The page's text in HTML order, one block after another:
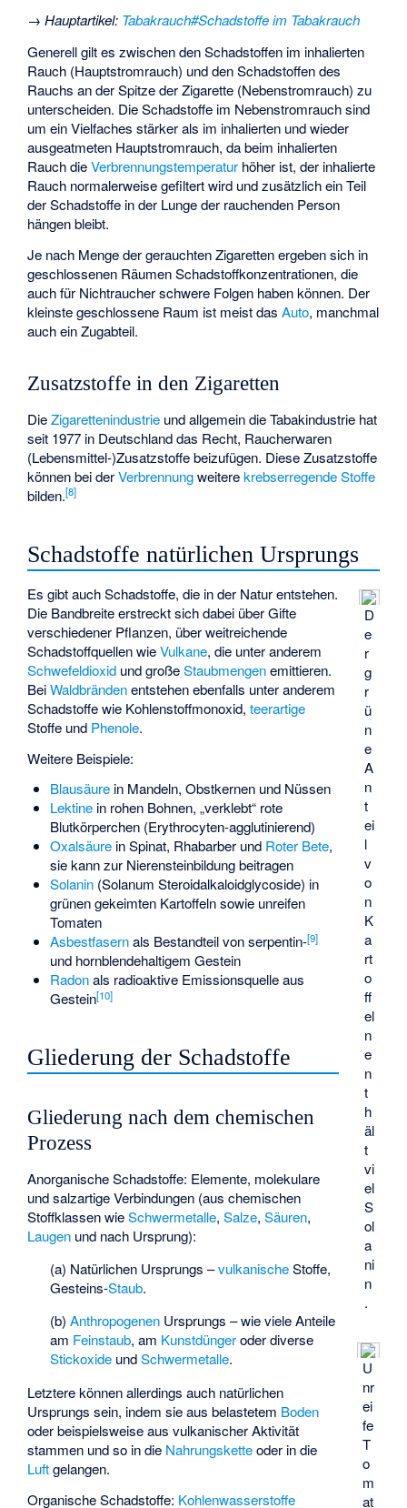
→Hauptartikel: Tabakrauch#Schadstoffe im Tabakrauch
Generell gilt es zwischen den Schadstoffen im inhalierten
Rauch (Hauptstromrauch) und den Schadstoffen des
Rauchs an der Spitze der Zigarette (Nebenstromrauch) zu
unterscheiden. Die Schadstoffe im Nebenstromrauch sind
um ein Vielfaches stärker als im inhalierten und wieder
ausgeatmeten Hauptstromrauch, da beim inhalierten
Rauch dieVerbrennungstemperatur höher ist, der inhalierte
Rauch normalerweise gefiltert wird und zusätzlich ein Teil
der Schadstoffe in der Lunge der rauchenden Person
hängen bleibt.
Je nach Menge der gerauchten Zigaretten ergeben sich in
geschlossenen Räumen Schadstoffkonzentrationen, die
auch für Nichtraucher schwere Folgen haben können. Der
kleinste geschlossene Raum ist meist dasAuto, manchmal
auch ein Zugabteil.
Zusatzstoffe in den Zigaretten
DieZigarettenindustrie und allgemein die Tabakindustrie hat
seit 1977 in Deutschland das Recht, Raucherwaren
(Lebensmittel-)Zusatzstoffe beizufügen. Diese Zusatzstoffe
können bei derVerbrennungweiterekrebserregende Stoffe
bilden.[8]
Schadstoffe natürlichen Ursprungs
D
e
r
g
r
ü
n
e
A
n
t
ei
l
v
o
n
K
a
rt
o
ff
el
n
e
n
t
h
äl
t
vi
el
S
ol
a
ni
n
.
U
nr
ei
fe
T
o
m
at
Es gibt auch Schadstoffe, die in der Natur entstehen.
Die Bandbreite erstreckt sich dabei über Gifte
verschiedener Pflanzen, über weitreichende
Schadstoffquellen wieVulkane, die unter anderem
Schwefeldioxid und großeStaubmengenemittieren.
BeiWaldbrändenentstehen ebenfalls unter anderem
Schadstoffe wie Kohlenstoffmonoxid,teerartige
Stoffe und Phenole.
Weitere Beispiele:
Blausäurein Mandeln, Obstkernen und Nüssen
Lektinein rohen Bohnen, „verklebt“ rote
Blutkörperchen (Erythrocyten-agglutinierend)
Oxalsäurein Spinat, Rhabarber und Roter Bete,
sie kann zur Nierensteinbildung beitragen
Solanin(Solanum Steroidalkaloidglycoside) in
grünen gekeimten Kartoffeln sowie unreifen
Tomaten
Asbestfasernals Bestandteil von serpentin-[9]
und hornblendehaltigem Gestein
Radonals radioaktive Emissionsquelle aus
Gestein[10]
Gliederung der Schadstoffe
Gliederung nach dem chemischen
Prozess
Anorganische Schadstoffe: Elemente, molekulare
und salzartige Verbindungen (aus chemischen
Stoffklassen wieSchwermetalle,Salze,Säuren,
Laugen und nach Ursprung):
(a) Natürlichen Ursprungs –vulkanischeStoffe,
Gesteins-Staub.
(b) AnthropogenenUrsprungs – wie viele Anteile
am Feinstaub, am Kunstdüngeroder diverse
StickoxideundSchwermetalle.
Letztere können allerdings auch natürlichen
Ursprungs sein, indem sie aus belastetem Boden
oder beispielsweise aus vulkanischer Aktivität
stammen und so in die Nahrungsketteoder in die
Luftgelangen.
Organische Schadstoffe: Kohlenwasserstoffe